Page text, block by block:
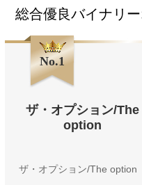
総合優良バイナリ
No.1
ザ・オプション/The
option
ザ・オプション/The option